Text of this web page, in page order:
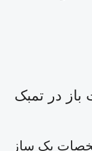
در تمبک
یک ساز